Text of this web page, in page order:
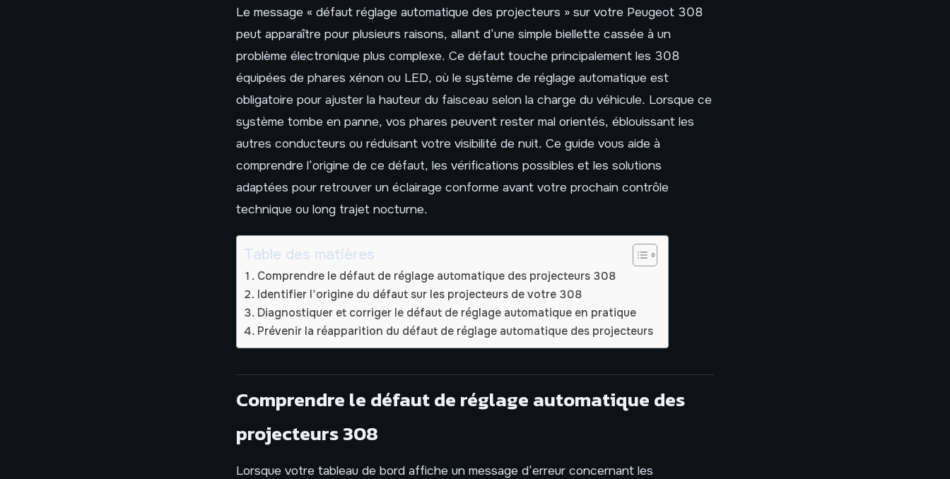
Le message « défaut réglage automatique des projecteurs » sur votre Peugeot 308
peut apparaître pour plusieurs raisons, allant d’une simple biellette cassée à un
problème électronique plus complexe. Ce défaut touche principalement les 308
équipées de phares xénon ou LED, où le système de réglage automatique est
obligatoire pour ajuster la hauteur du faisceau selon la charge du véhicule. Lorsque ce
système tombe en panne, vos phares peuvent rester mal orientés, éblouissant les
autres conducteurs ou réduisant votre visibilité de nuit. Ce guide vous aide à
comprendre l’origine de ce défaut, les vérifications possibles et les solutions
adaptées pour retrouver un éclairage conforme avant votre prochain contrôle
technique ou long trajet nocturne.
Table des matières
Comprendre le défaut de réglage automatique des projecteurs 308
Identifier l’origine du défaut sur les projecteurs de votre 308
Diagnostiquer et corriger le défaut de réglage automatique en pratique
Prévenir la réapparition du défaut de réglage automatique des projecteurs
Comprendre le défaut de réglage automatique des
projecteurs 308
Lorsque votre tableau de bord affiche un message d’erreur concernant les